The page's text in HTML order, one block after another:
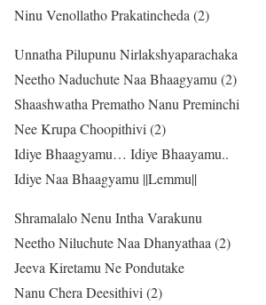
Ninu Venollatho Prakatincheda (2)
Unnatha Pilupunu Nirlakshyaparachaka
Neetho Naduchute Naa Bhaagyamu (2)
Shaashwatha Prematho Nanu Preminchi
Nee Krupa Choopithivi (2)
Idiye Bhaagyamu… Idiye Bhaayamu..
Idiye Naa Bhaagyamu ||Lemmu||
Shramalalo Nenu Intha Varakunu
Neetho Niluchute Naa Dhanyathaa (2)
Jeeva Kiretamu Ne Pondutake
Nanu Chera Deesithivi (2)